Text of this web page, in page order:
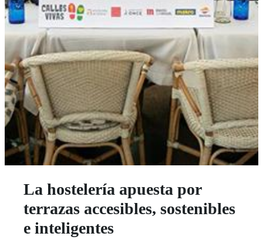
La hostelería apuesta por
terrazas accesibles, sostenibles
e inteligentes